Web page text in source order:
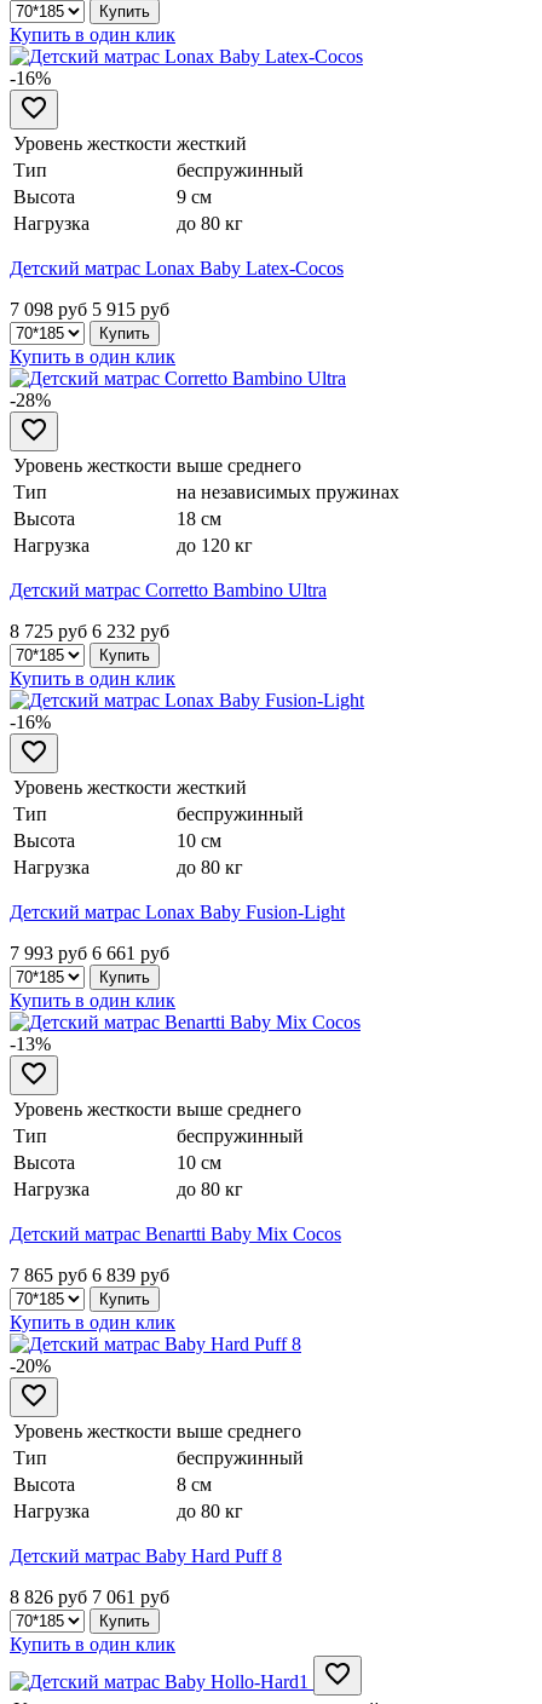
Купить в один клик
-16%
Уровень жесткости жесткий
Тип
беспружинный
Высота
9 см
Нагрузка
до 80 кг
Детский матрас Lonax Baby Latex-Cocos
7 098 руб 5 915 руб
Купить в один клик
-28%
Уровень жесткости выше среднего
Тип
на независимых пружинах
Высота
18 см
Нагрузка
до 120 кг
Детский матрас Corretto Bambino Ultra
8 725 руб 6 232 руб
Купить в один клик
-16%
Уровень жесткости жесткий
Тип
беспружинный
Высота
10 см
Нагрузка
до 80 кг
Детский матрас Lonax Baby Fusion-Light
7 993 руб 6 661 руб
Купить в один клик
-13%
Уровень жесткости выше среднего
Тип
беспружинный
Высота
10 см
Нагрузка
до 80 кг
Детский матрас Benartti Baby Mix Cocos
7 865 руб 6 839 руб
Купить в один клик
-20%
Уровень жесткости выше среднего
Тип
беспружинный
Высота
8 см
Нагрузка
до 80 кг
Детский матрас Baby Hard Puff 8
8 826 руб 7 061 руб
Купить в один клик